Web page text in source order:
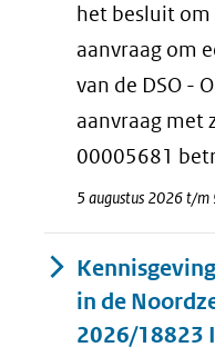
het besluit om
aanvraag om
van de DSO -
aanvraag met
00005681
5 augustus 2026 t/m
in de
2026/18823 I